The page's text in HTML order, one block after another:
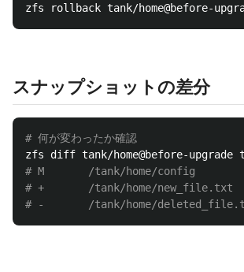
スナップショットの差分
# 何が変わったか確認
# M       /tank/home/config
# +       /tank/home/new_file.txt
# -       /tank/home/